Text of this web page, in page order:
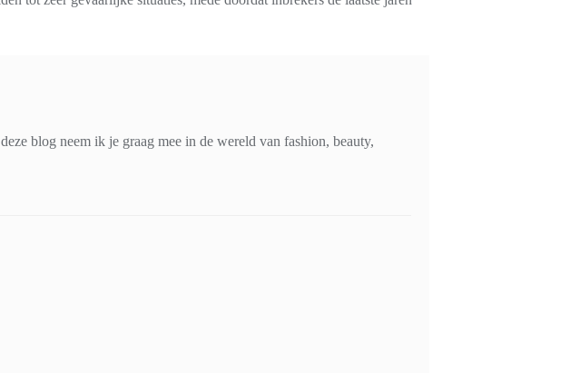
blog neem ik je graag mee in de wereld van fashion, beauty,